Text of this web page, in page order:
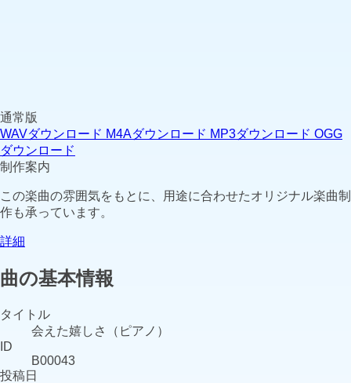
通常版
WAVダウンロード M4Aダウンロード MP3ダウンロード OGG
ダウンロード
制作案内
この楽曲の雰囲気をもとに、用途に合わせたオリジナル楽曲制
作も承っています。
詳細
曲の基本情報
タイトル
会えた嬉しさ（ピアノ）
ID
B00043
投稿日